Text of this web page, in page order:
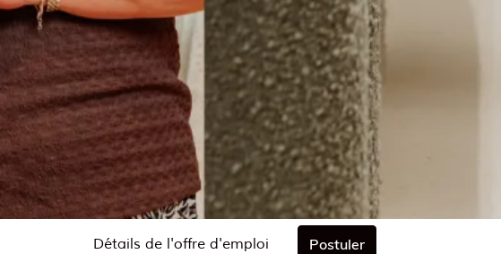
Détails de l'offre d'emploi Postuler